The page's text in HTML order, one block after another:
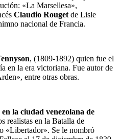
«La Marsellesa»,
Claudio Rouget de Lisle
nacional de Francia.
, (1809-1892) quien fue el
en la era victoriana. Fue autor de
entre otras obras.
la ciudad venezolana de
realistas en la Batalla de
«Libertador». Se le nombró